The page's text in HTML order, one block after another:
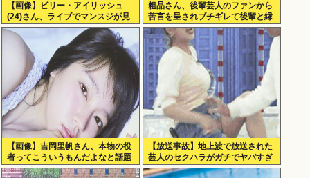
【画像】ビリー・アイリッシュ
(24)さん、ライブでマンスジが見
える衣装を着て炎上
粗品さん、後輩芸人のファンから
苦言を呈されブチギレて後輩と縁
切り報告www
【画像】吉岡里帆さん、本物の役
者ってこういうもんだよなと話題
に
【放送事故】地上波で放送された
芸人のセクハラがガチでヤバすぎ
る…